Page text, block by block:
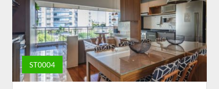
ST0004